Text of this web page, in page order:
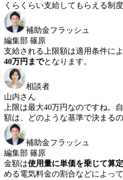
くらくらい支給してもらえる制
補助金フラッシュ
編集部 篠原
支給される上限額は適用条件に
40万円までとなります。
相談者
山内さん
上限は最大40万円なのですね。
額は、どのような基準で決まるの
補助金フラッシュ
編集部 篠原
金額は使用量に単価を乗じて算定
める電気料金の割合などによっ